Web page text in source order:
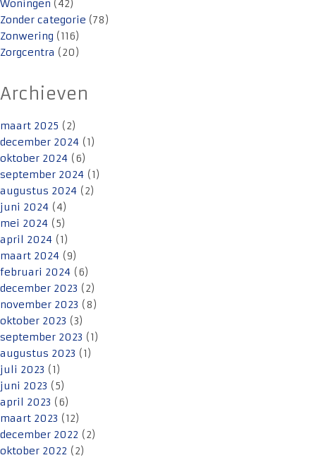
Woningen (42)
Zonder categorie (78)
Zonwering (116)
Zorgcentra (20)
Archieven
maart 2025 (2)
december 2024 (1)
oktober 2024 (6)
september 2024 (1)
augustus 2024 (2)
juni 2024 (4)
mei 2024 (5)
april 2024 (1)
maart 2024 (9)
februari 2024 (6)
december 2023 (2)
november 2023 (8)
oktober 2023 (3)
september 2023 (1)
augustus 2023 (1)
juli 2023 (1)
juni 2023 (5)
april 2023 (6)
maart 2023 (12)
december 2022 (2)
oktober 2022 (2)